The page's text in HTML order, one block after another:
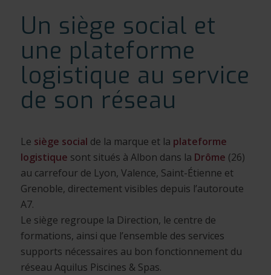
Un siège social et
une plateforme
logistique au service
de son réseau
Le siège social de la marque et la plateforme
logistique sont situés à Albon dans la Drôme (26)
au carrefour de Lyon, Valence, Saint-Étienne et
Grenoble, directement visibles depuis l’autoroute
A7.
Le siège regroupe la Direction, le centre de
formations, ainsi que l’ensemble des services
supports nécessaires au bon fonctionnement du
réseau Aquilus Piscines & Spas.